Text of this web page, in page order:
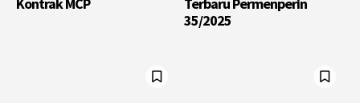
35/2025